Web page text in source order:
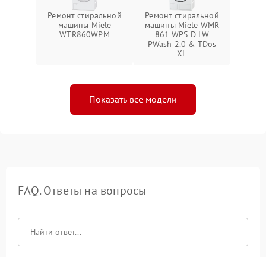
Ремонт стиральной
машины Miele
WTR860WPM
Ремонт стиральной
машины Miele WMR
861 WPS D LW
PWash 2.0 & TDos
XL
Показать все модели
FAQ. Ответы на вопросы